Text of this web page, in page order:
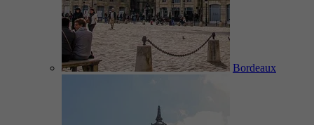
Bordeaux